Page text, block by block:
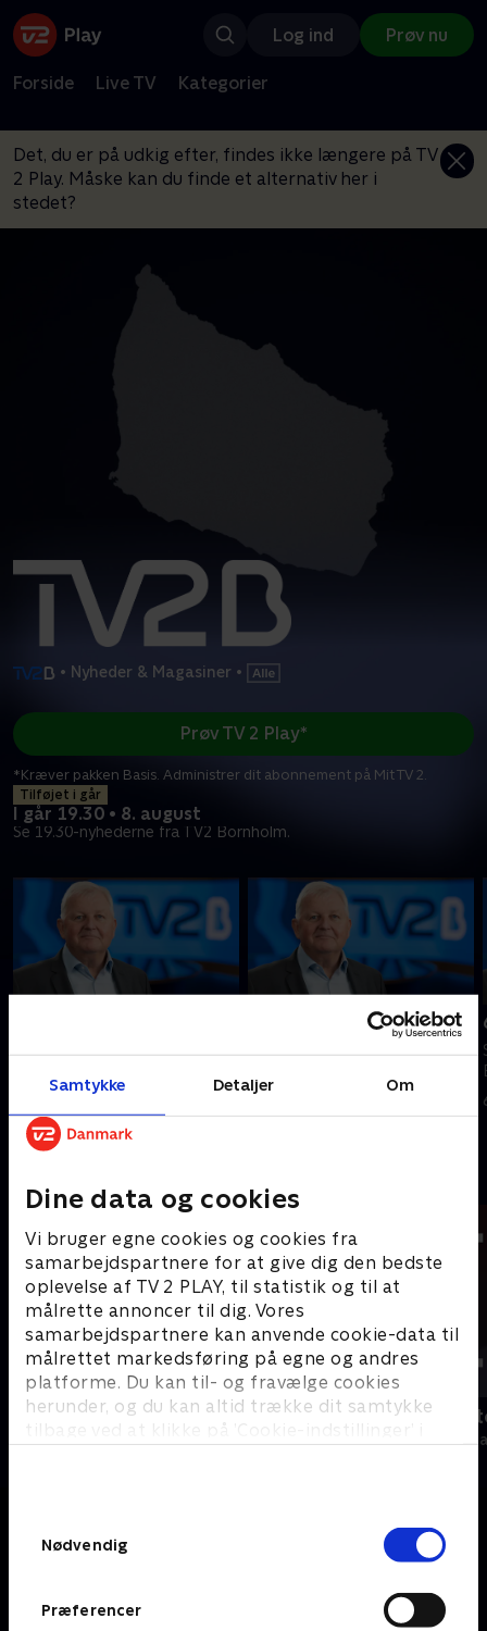
Samtykke Detaljer Om
Dine data og cookies
Vi bruger egne cookies og cookies fra
samarbejdspartnere for at give dig den bedste
oplevelse af TV 2 PLAY, til statistik og til at
målrette annoncer til dig. Vores
samarbejdspartnere kan anvende cookie-data til
målrettet markedsføring på egne og andres
platforme. Du kan til- og fravælge cookies
herunder, og du kan altid trække dit samtykke
tilbage ved at klikke på ’Cookie-indstillinger’ i
Nødvendig
Præferencer
Log ind Prøv nu
Forside Live TV Kategorier
Det, du er på udkig efter, findes ikke længere på TV
2 Play. Måske kan du finde et alternativ her i
stedet?
• Nyheder & Magasiner •
Tilføjet i går
I går 19.30 • 8. august
Se 19.30-nyhederne fra TV2 Bornholm.
Prøv TV 2 Play*
*Kræver pakken Basis. Administrer dit abonnement på Mit TV 2.
Bornholm.
I går • 10 min
19 News
Nyheder Nyheder &